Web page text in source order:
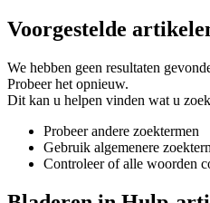
Voorgestelde
We hebben geen resultaten
Probeer het opnieuw.
Dit kan u helpen vinden wat u
Probeer andere zoektermen
Gebruik algemenere
Controleer of alle woorden